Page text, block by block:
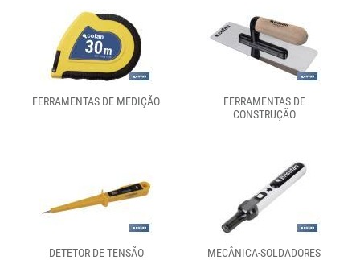
FERRAMENTAS DE MEDIÇÃO
FERRAMENTAS DE
CONSTRUÇÃO
DETETOR DE TENSÃO MECÂNICA-SOLDADORES